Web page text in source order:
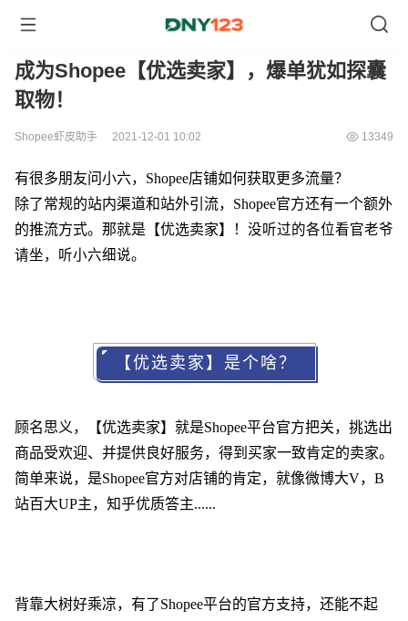
成为Shopee【优选卖家】，爆单犹如探囊
取物！
Shopee虾皮助手 2021-12-01 10:02 13349
有很多朋友问小六，Shopee店铺如何获取更多流量？
除了常规的站内渠道和站外引流，Shopee官方还有一个额外
的推流方式。那就是【优选卖家】！ 没听过的各位看官老爷
请坐，听小六细说。
【优选卖家】是个啥？
顾名思义，【优选卖家】就是Shopee平台官方把关，挑选出
商品受欢迎、并提供良好服务，得到买家一致肯定的卖家。
简单来说，是Shopee官方对店铺的肯定，就像微博大V，B
站百大UP主，知乎优质答主......
背靠大树好乘凉，有了Shopee平台的官方支持，还能不起